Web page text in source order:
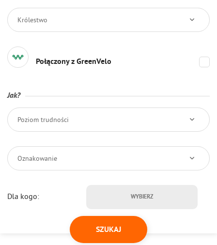
Królestwo
Połączony z GreenVelo
Jak?
Poziom trudności
Oznakowanie
Dla kogo: WYBIERZ